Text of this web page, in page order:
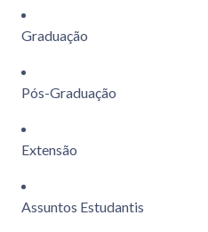
Graduação
Pós-Graduação
Extensão
Assuntos Estudantis